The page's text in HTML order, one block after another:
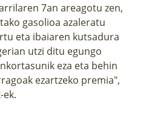
7an areagotu zen,
gasolioa azaleratu
eta ibaiaren kutsadura
utzi ditu egungo
eza eta behin
ezartzeko premia",